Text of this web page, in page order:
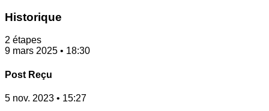
Historique
2 étapes
9 mars 2025 • 18:30
Post Reçu
5 nov. 2023 • 15:27